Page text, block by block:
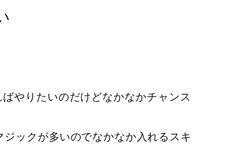
やりたいのだけどなかなかチャンス
ックが多いのでなかなか入れるスキ